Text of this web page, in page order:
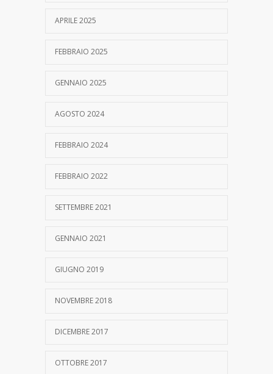
APRILE 2025
FEBBRAIO 2025
GENNAIO 2025
AGOSTO 2024
FEBBRAIO 2024
FEBBRAIO 2022
SETTEMBRE 2021
GENNAIO 2021
GIUGNO 2019
NOVEMBRE 2018
DICEMBRE 2017
OTTOBRE 2017